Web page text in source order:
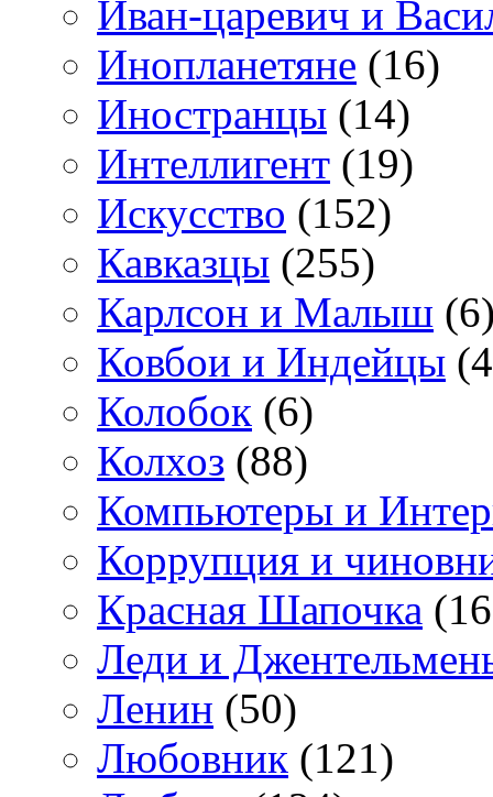
Иван-царевич и
Инопланетяне (16)
Иностранцы (14)
Интеллигент (19)
Искусство (152)
Кавказцы (255)
Карлсон и Малыш
Ковбои и Индейцы
Колобок (6)
Колхоз (88)
Компьютеры и
Коррупция и
Красная Шапочка
Леди и
Ленин (50)
Любовник (121)